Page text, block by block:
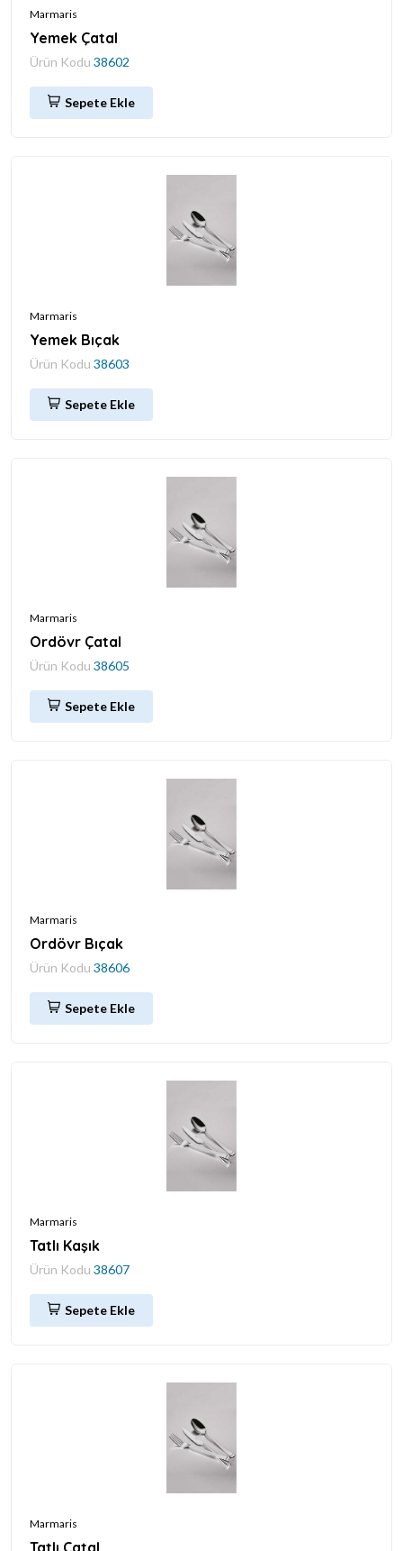
Marmaris
Yemek Çatal
Ürün Kodu 38602
Sepete Ekle
Marmaris
Yemek Bıçak
Ürün Kodu 38603
Sepete Ekle
Marmaris
Ordövr Çatal
Ürün Kodu 38605
Sepete Ekle
Marmaris
Ordövr Bıçak
Ürün Kodu 38606
Sepete Ekle
Marmaris
Tatlı Kaşık
Ürün Kodu 38607
Sepete Ekle
Marmaris
Tatlı Çatal